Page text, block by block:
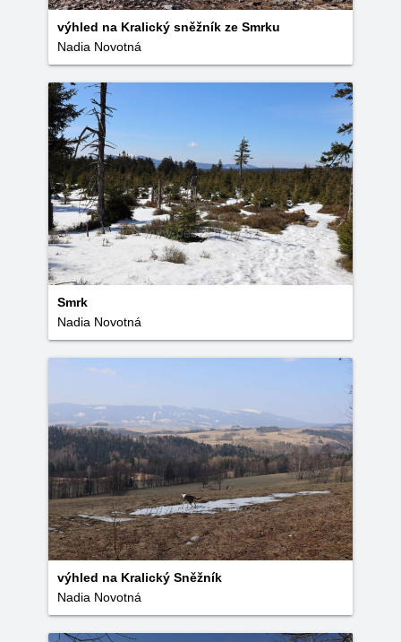
výhled na Kralický sněžník ze Smrku
Nadia Novotná
Smrk
Nadia Novotná
výhled na Kralický Sněžník
Nadia Novotná